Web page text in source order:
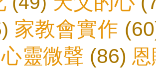
家教會實作
心靈微聲 (86)